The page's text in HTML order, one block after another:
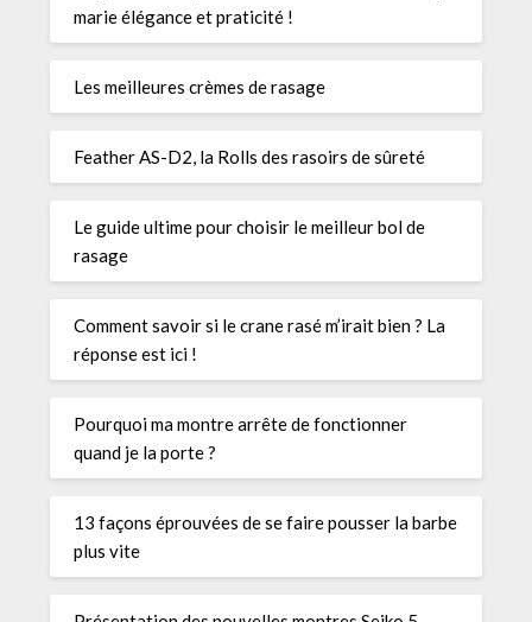
marie élégance et praticité !
Les meilleures crèmes de rasage
Feather AS-D2, la Rolls des rasoirs de sûreté
Le guide ultime pour choisir le meilleur bol de
rasage
Comment savoir si le crane rasé m’irait bien ? La
réponse est ici !
Pourquoi ma montre arrête de fonctionner
quand je la porte ?
13 façons éprouvées de se faire pousser la barbe
plus vite